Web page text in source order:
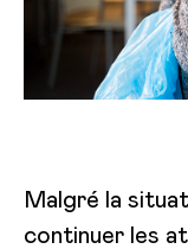
Malgré la
continuer les